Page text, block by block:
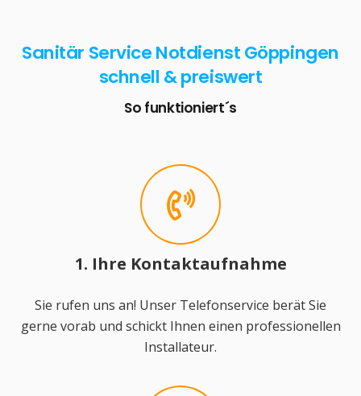
Sanitär Service Notdienst Göppingen
schnell & preiswert
So funktioniert´s
1. Ihre Kontaktaufnahme
Sie rufen uns an! Unser Telefonservice berät Sie
gerne vorab und schickt Ihnen einen professionellen
Installateur.